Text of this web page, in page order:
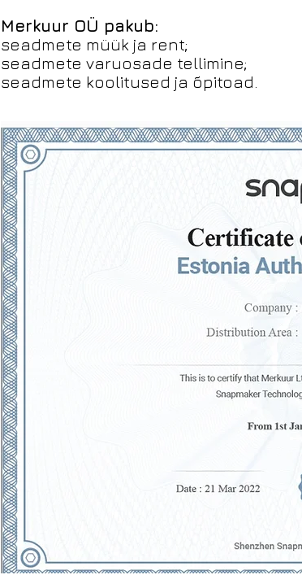
Merkuur OÜ pakub:
seadmete müük ja rent;
seadmete varuosade tellimine;
seadmete koolitused ja õpitoad.